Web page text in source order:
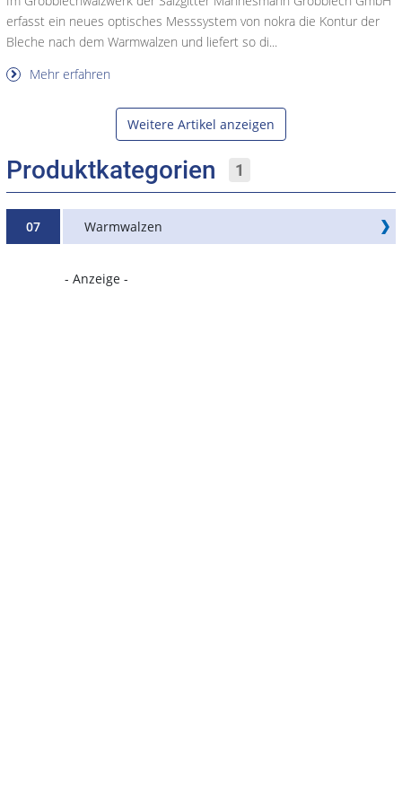
erfasst ein neues optisches Messsystem von nokra die Kontur der
Bleche nach dem Warmwalzen und liefert so di...
Mehr erfahren
Weitere Artikel anzeigen
Produktkategorien 1
07 Warmwalzen
- Anzeige -